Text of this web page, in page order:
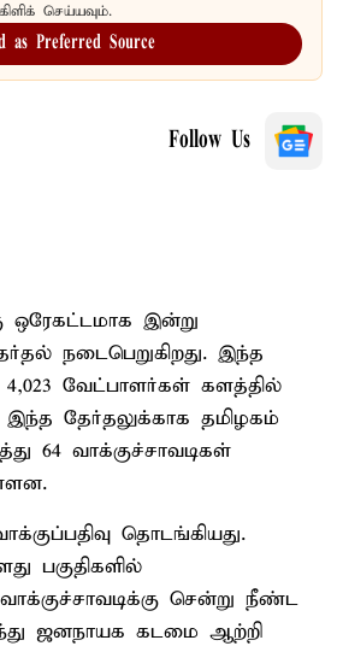
செய்யவும்.
as Preferred Source
Follow Us
ஒரேகட்டமாக இன்று
நடைபெறுகிறது. இந்த
வேட்பாளர்கள் களத்தில்
இந்த தேர்தலுக்காக தமிழகம்
64 வாக்குச்சாவடிகள்
தொடங்கியது.
பகுதிகளில்
சென்று நீண்ட
ஜனநாயக கடமை ஆற்றி